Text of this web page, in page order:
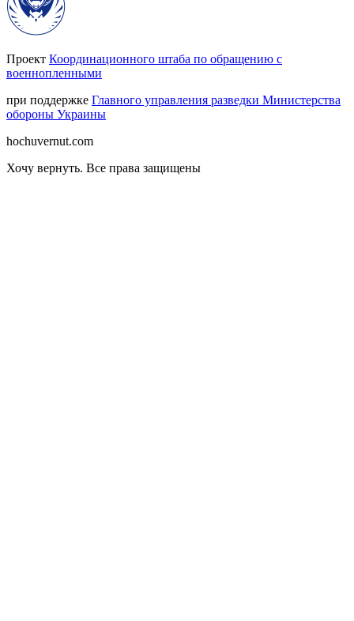
Проект Координационного штаба по обращению с
военнопленными
при поддержке Главного управления разведки Министерства
обороны Украины
hochuvernut.com
Хочу вернуть. Все права защищены